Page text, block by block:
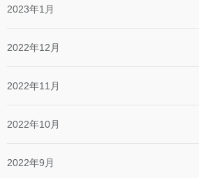
2023年1月
2022年12月
2022年11月
2022年10月
2022年9月